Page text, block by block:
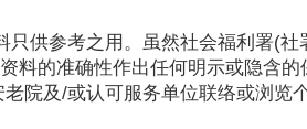
供参考之用。虽然社会福利署(社
料的准确性作出任何明示或隐含的
院及/或认可服务单位联络或浏览